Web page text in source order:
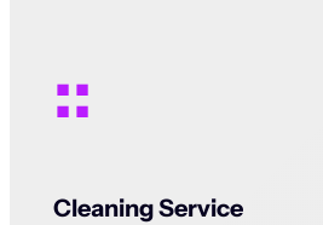
::
Cleaning Service